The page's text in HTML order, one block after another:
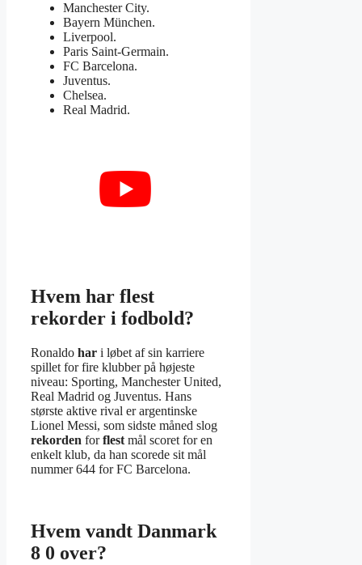
Manchester City.
Bayern München.
Liverpool.
Paris Saint-Germain.
FC Barcelona.
Juventus.
Chelsea.
Real Madrid.
Hvem har flest
rekorder i fodbold?
Ronaldo har i løbet af sin karriere
spillet for fire klubber på højeste
niveau: Sporting, Manchester United,
Real Madrid og Juventus. Hans
største aktive rival er argentinske
Lionel Messi, som sidste måned slog
rekorden forflest mål scoret for en
enkelt klub, da han scorede sit mål
nummer 644 for FC Barcelona.
Hvem vandt Danmark
8 0 over?